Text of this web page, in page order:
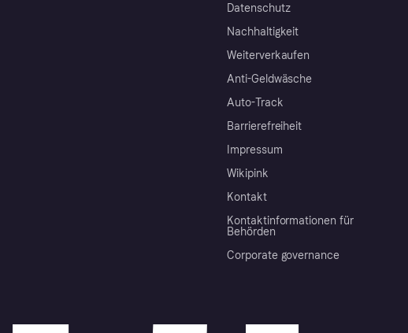
Datenschutz
Nachhaltigkeit
Weiterverkaufen
Anti-Geldwäsche
Auto-Track
Barrierefreiheit
Impressum
Wikipink
Kontakt
Kontaktinformationen für
Behörden
Corporate governance